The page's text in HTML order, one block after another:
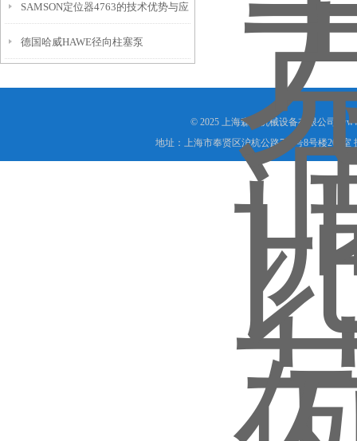
派克parker
SAMSON定位器4763的技术优势与应
用
德国哈威HAWE径向柱塞泵
© 2025 上海森层机械设备有限公司
地址：上海市奉贤区沪杭公路755号8号楼208室